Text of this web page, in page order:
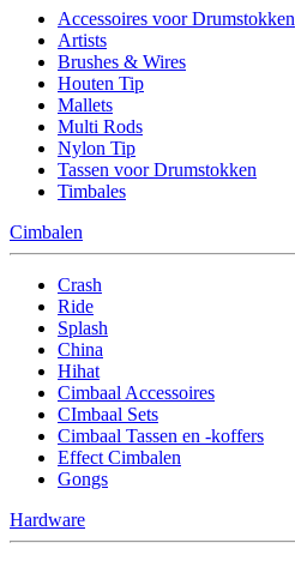
Accessoires voor Drumstokken
Artists
Brushes & Wires
Houten Tip
Mallets
Multi Rods
Nylon Tip
Tassen voor Drumstokken
Timbales
Cimbalen
Crash
Ride
Splash
China
Hihat
Cimbaal Accessoires
CImbaal Sets
Cimbaal Tassen en -koffers
Effect Cimbalen
Gongs
Hardware